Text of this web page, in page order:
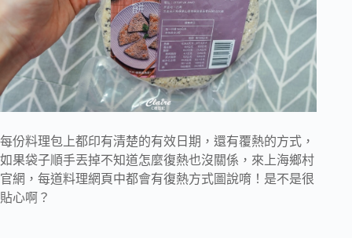
每份料理包上都印有清楚的有效日期，還有覆熱的方式，
如果袋子順手丟掉不知道怎麼復熱也沒關係，來上海鄉村
官網，每道料理網頁中都會有復熱方式圖說唷！是不是很
貼心啊？